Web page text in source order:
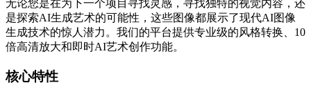
无论您是在为下一个项目寻找灵感，寻找独特的视觉内容，还
是探索AI生成艺术的可能性，这些图像都展示了现代AI图像
生成技术的惊人潜力。我们的平台提供专业级的风格转换、10
倍高清放大和即时AI艺术创作功能。
核心特性